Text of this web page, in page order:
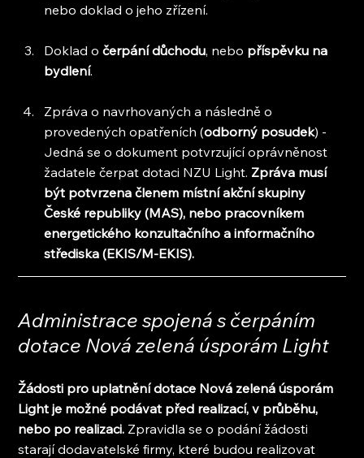
nebo doklad o jeho zřízení.
Doklad o čerpání důchodu, nebo příspěvku na
bydlení.
Zpráva o navrhovaných a následně o
provedených opatřeních (odborný posudek) -
Jedná se o dokument potvrzující oprávněnost
žadatele čerpat dotaci NZU Light. Zpráva musí
být potvrzena členem místní akční skupiny
České republiky (MAS), nebo pracovníkem
energetického konzultačního a informačního
střediska (EKIS/M-EKIS).
Administrace spojená s čerpáním
dotace Nová zelená úsporám Light
Žádosti pro uplatnění dotace Nová zelená úsporám
Light je možné podávat před realizací, v průběhu,
nebo po realizaci. Zpravidla se o podání žádosti
starají dodavatelské firmy, které budou realizovat